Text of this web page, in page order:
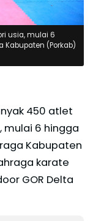
usia, mulai 6
(Porkab)
450 atlet
mulai 6 hingga
Kabupaten
karate
GOR Delta